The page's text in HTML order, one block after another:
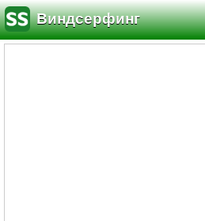
Виндсерфинг